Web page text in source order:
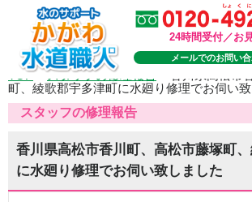
24時間受付／お
メールでのお問い
TOP>スタッフの修理報告
町、綾歌郡宇多津町に水廻り修理でお伺い
スタッフの修理報告
香川県高松市香川町、高松市藤塚町
に水廻り修理でお伺い致しました